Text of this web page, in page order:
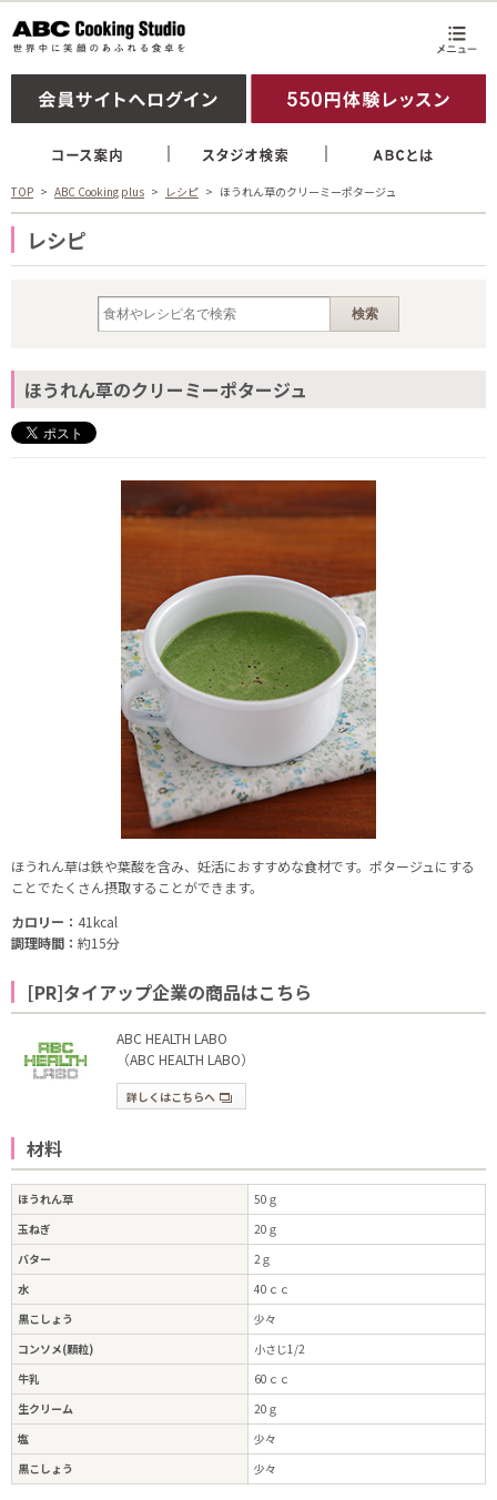
TOP ABC Cooking plus レシピ ほうれん草のクリーミーポタージュ
レシピ
ほうれん草のクリーミーポタージュ
ほうれん草は鉄や葉酸を含み、妊活におすすめな食材です。ポタージュにする
ことでたくさん摂取することができます。
カロリー： 41kcal
調理時間： 約15分
[PR]タイアップ企業の商品はこちら
ABC HEALTH LABO
（ABC HEALTH LABO）
詳しくはこちらへ
材料
ほうれん草
50ｇ
玉ねぎ
20ｇ
バター
2ｇ
水
40ｃｃ
黒こしょう
少々
コンソメ(顆粒)
小さじ1/2
牛乳
60ｃｃ
生クリーム
20ｇ
塩
少々
黒こしょう
少々